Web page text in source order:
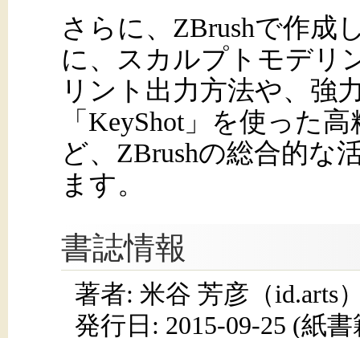
さらに、ZBrushで作成
に、スカルプトモデリ
リント出力方法や、強
「KeyShot」を使った
ど、ZBrushの総合的な
ます。
書誌情報
著者: 米谷 芳彦（id.arts
発行日: 2015-09-25 (紙書